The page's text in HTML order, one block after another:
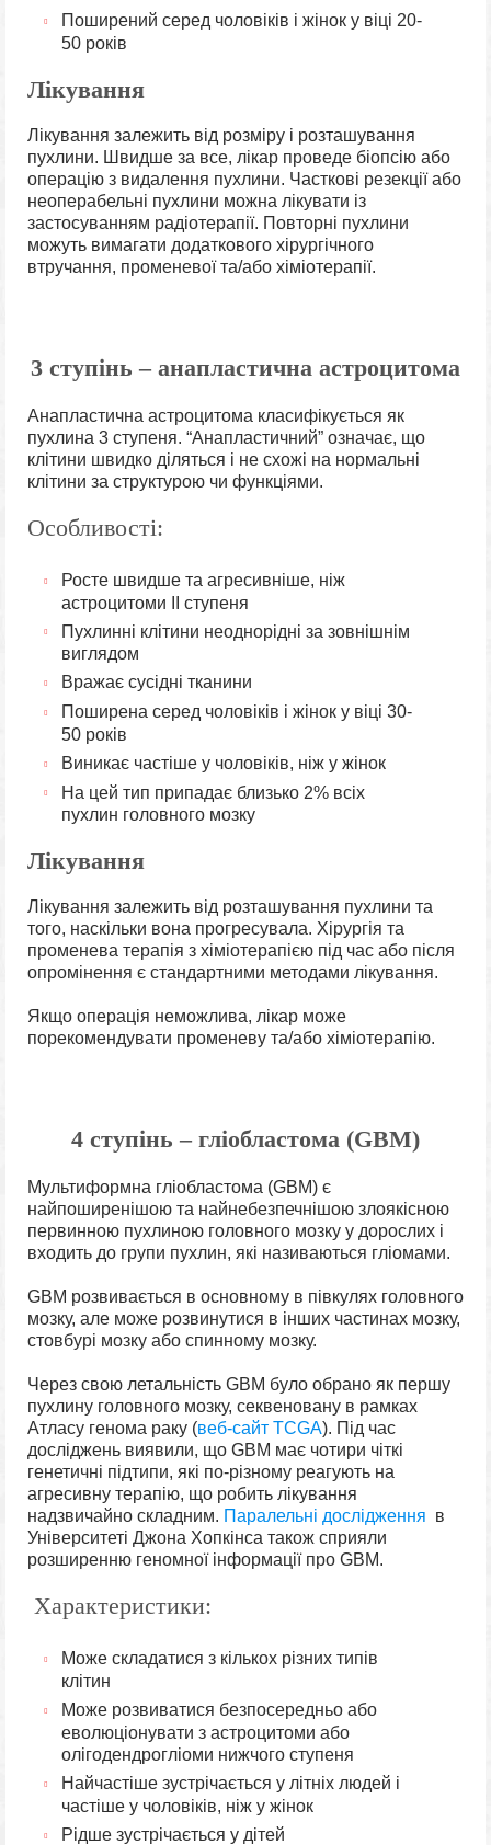
Поширений серед чоловіків і жінок у віці 20-
50 років
Лікування
Лікування залежить від розміру і розташування
пухлини. Швидше за все, лікар проведе біопсію або
операцію з видалення пухлини. Часткові резекції або
неоперабельні пухлини можна лікувати із
застосуванням радіотерапії. Повторні пухлини
можуть вимагати додаткового хірургічного
втручання, променевої та/або хіміотерапії.
3 ступінь – анапластична астроцитома
Анапластична астроцитома класифікується як
пухлина 3 ступеня. “Анапластичний” означає, що
клітини швидко діляться і не схожі на нормальні
клітини за структурою чи функціями.
Особливості:
Росте швидше та агресивніше, ніж
астроцитоми II ступеня
Пухлинні клітини неоднорідні за зовнішнім
виглядом
Вражає сусідні тканини
Поширена серед чоловіків і жінок у віці 30-
50 років
Виникає частіше у чоловіків, ніж у жінок
На цей тип припадає близько 2% всіх
пухлин головного мозку
Лікування
Лікування залежить від розташування пухлини та
того, наскільки вона прогресувала. Хірургія та
променева терапія з хіміотерапією під час або після
опромінення є стандартними методами лікування.
Якщо операція неможлива, лікар може
порекомендувати променеву та/або хіміотерапію.
4 ступінь – гліобластома (GBM)
Мультиформна гліобластома (GBM) є
найпоширенішою та найнебезпечнішою злоякісною
первинною пухлиною головного мозку у дорослих і
входить до групи пухлин, які називаються гліомами.
GBM розвивається в основному в півкулях головного
мозку, але може розвинутися в інших частинах мозку,
стовбурі мозку або спинному мозку.
Через свою летальність GBM було обрано як першу
пухлину головного мозку, секвеновану в рамках
Атласу генома раку (веб-сайт TCGA). Під час
досліджень виявили, що GBM має чотири чіткі
генетичні підтипи, які по-різному реагують на
агресивну терапію, що робить лікування
надзвичайно складним. Паралельні дослідження в
Університеті Джона Хопкінса також сприяли
розширенню геномної інформації про GBM.
Характеристики:
Може складатися з кількох різних типів
клітин
Може розвиватися безпосередньо або
еволюціонувати з астроцитоми або
олігодендрогліоми нижчого ступеня
Найчастіше зустрічається у літніх людей і
частіше у чоловіків, ніж у жінок
Рідше зустрічається у дітей